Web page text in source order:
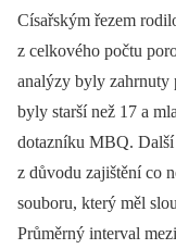
Císařským řezem
z celkového počtu
analýzy byly zahrnuty
byly starší než 17 a
dotazníku MBQ. Další
z důvodu zajištění co
souboru, který měl
Průměrný interval